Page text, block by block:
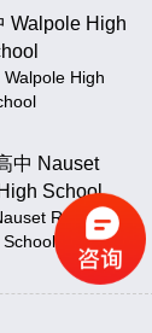
High
Regional
School